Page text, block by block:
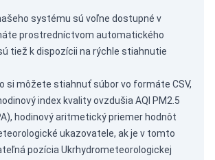
systému sú voľne dostupné v
prostredníctvom automatického
tiež k dispozícii na rýchle stiahnutie
si môžete stiahnuť súbor vo formáte CSV,
index kvality ovzdušia AQI PM2.5
hodinový aritmetický priemer hodnôt
ukazovatele, ak je v tomto
pozícia Ukrhydrometeorologickej